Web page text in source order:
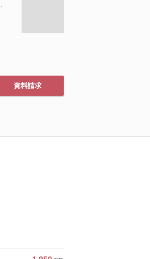
資料請求